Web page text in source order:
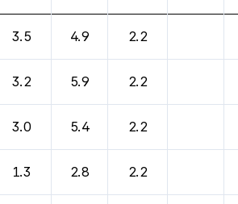
3.5 4.9 2.2
3.2 5.9 2.2
3.0 5.4 2.2
1.3 2.8 2.2